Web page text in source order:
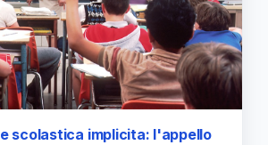
scolastica implicita: l'appello